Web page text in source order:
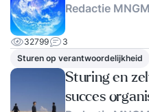
Redactie
32799
3
Sturen op verantwoordelijkheid
Sturing en
succes